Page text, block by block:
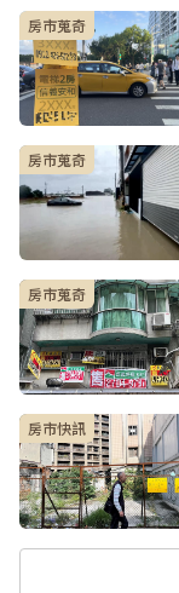
房市蒐奇
房市蒐奇
房市蒐奇
房市快訊